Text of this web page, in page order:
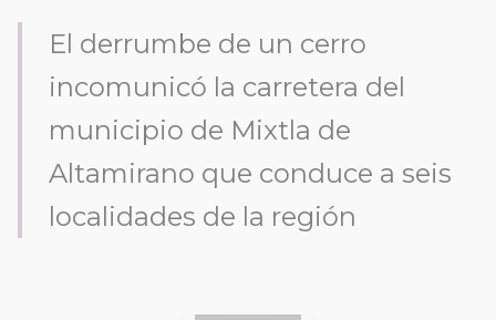
El derrumbe de un cerro
incomunicó la carretera del
municipio de Mixtla de
Altamirano que conduce a seis
localidades de la región